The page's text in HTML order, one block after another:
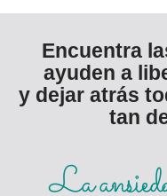
Encuentra
ayuden a
y dejar atrás
tan
La